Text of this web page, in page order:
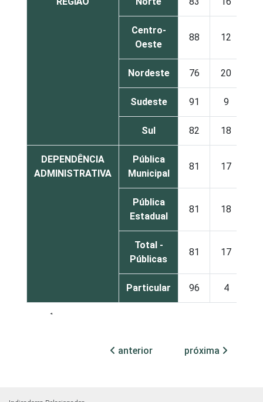
Centro-
Oeste
88 12
Nordeste 76 20
Sudeste 91 9
Sul 82 18
DEPENDÊNCIA
ADMINISTRATIVA
Pública
Municipal
81 17
Pública
Estadual
81 18
Total -
Públicas
81 17
Particular 96 4
1
setembro de 2014 e março de 2015.
anterior próxima